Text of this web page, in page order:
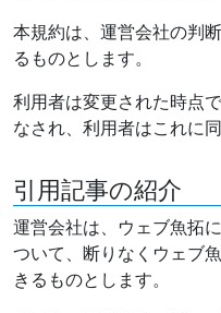
本規約は、運営会社の判
るものとします。
利用者は変更された時点
なされ、利用者はこれに同
引用記事の紹介
運営会社は、ウェブ魚拓
ついて、断りなくウェブ
きるものとします。